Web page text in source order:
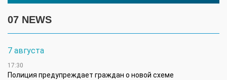
07 NEWS
7 августа
17:30
Полиция предупреждает граждан о новой схеме